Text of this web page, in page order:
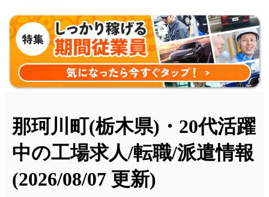
那珂川町(栃木県)・20代活躍
中の工場求人/転職/派遣情報
(2026/08/07 更新)